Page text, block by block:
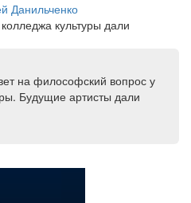
Данильченко
на философский вопрос у
Будущие артисты дали